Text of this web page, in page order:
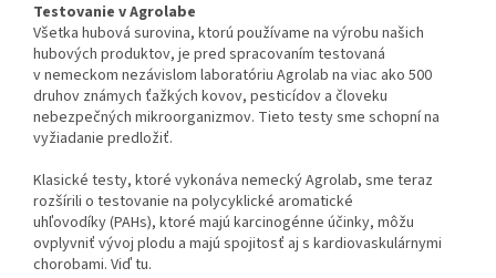
Testovanie v Agrolabe
Všetka hubová surovina, ktorú používame na výrobu našich
hubových produktov, je pred spracovaním testovaná
v nemeckom nezávislom laboratóriu Agrolab na viac ako 500
druhov známych ťažkých kovov, pesticídov a človeku
nebezpečných mikroorganizmov. Tieto testy sme schopní na
vyžiadanie predložiť.
Klasické testy, ktoré vykonáva nemecký Agrolab, sme teraz
rozšírili o testovanie na polycyklické aromatické
uhľovodíky (PAHs), ktoré majú karcinogénne účinky, môžu
ovplyvniť vývoj plodu a majú spojitosť aj s kardiovaskulárnymi
chorobami. Viď tu.